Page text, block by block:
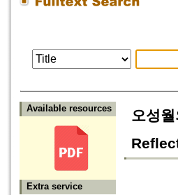
Available resources
Extra service
오성